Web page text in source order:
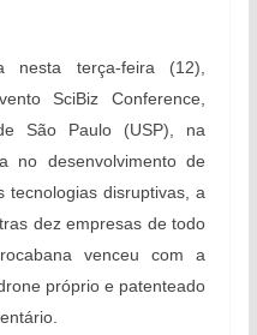
nesta terça-feira (12),
SciBiz Conference,
São Paulo (USP), na
no desenvolvimento de
tecnologias disruptivas, a
dez empresas de todo
venceu com a
próprio e patenteado